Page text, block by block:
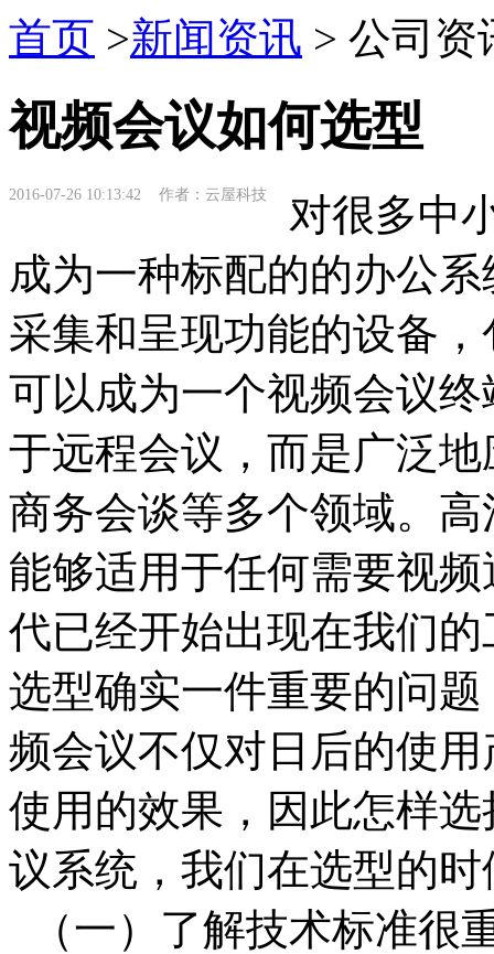
首页 >新闻资讯 > 公司资
视频会议如何选型
2016-07-26 10:13:42 作者：云屋科技
对很多中
成为一种标配的的办公
采集和呈现功能的设备
可以成为一个视频会议
于远程会议，而是广泛
商务会谈等多个领域。
能够适用于任何需要视
代已经开始出现在我们
选型确实一件重要的问
频会议不仅对日后的使
使用的效果，因此怎样
议系统，我们在选型的
（一）了解技术标准很